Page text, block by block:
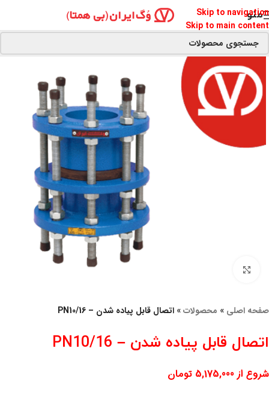
Skip to navigation
Skip to main content
منو
صفحه اصلی » محصولات» اتصال قابل پیاده شدن – PN10/16
اتصال قابل پیاده شدن – PN10/16
شروع از 5,175,000 تومان